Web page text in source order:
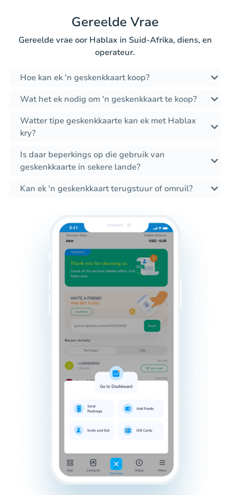
Gereelde Vrae
Gereelde vrae oor Hablax in Suid-Afrika, diens, en
operateur.
Hoe kan ek 'n geskenkkaart koop?
Wat het ek nodig om 'n geskenkkaart te koop?
Watter tipe geskenkkaarte kan ek met Hablax
kry?
Is daar beperkings op die gebruik van
geskenkkaarte in sekere lande?
Kan ek 'n geskenkkaart terugstuur of omruil?